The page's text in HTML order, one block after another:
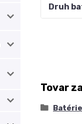
Druh
Tovar
Batérie